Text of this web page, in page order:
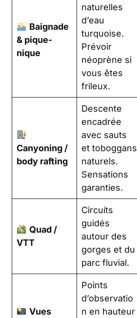
Baignade
& pique-
nique
naturelles
d’eau
turquoise.
Prévoir
néoprène si
vous êtes
frileux.
Canyoning /
body rafting
Descente
encadrée
avec sauts
et toboggans
naturels.
Sensations
garanties.
Quad /
VTT
Circuits
guidés
autour des
gorges et du
parc fluvial.
Vues
Points
d’observatio
n en hauteur